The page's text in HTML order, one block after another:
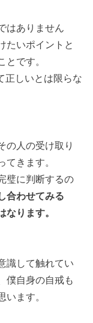
はありません
たいポイントと
とです。
正しいとは限らな
の人の受け取り
きます。
璧に判断するの
合わせてみる
なります。
識して触れてい
僕自身の自戒も
ます。